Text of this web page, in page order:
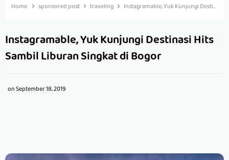
Home sponsored post traveling Instagramable, Yuk Kunjungi Destinasi Hits Sambil Liburan Singkat di Bogor
Instagramable, Yuk Kunjungi Destinasi Hits
Sambil Liburan Singkat di Bogor
onSeptember 18, 2019